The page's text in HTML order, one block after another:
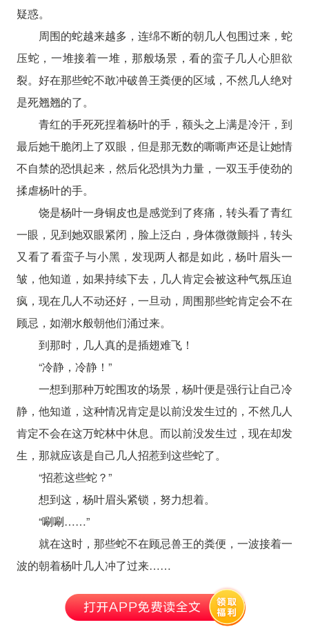
疑惑。
周围的蛇越来越多，连绵不断的朝几人包围过来，蛇
压蛇，一堆接着一堆，那般场景，看的蛮子几人心胆欲
裂。好在那些蛇不敢冲破兽王粪便的区域，不然几人绝对
是死翘翘的了。
青红的手死死捏着杨叶的手，额头之上满是冷汗，到
最后她干脆闭上了双眼，但是那无数的嘶嘶声还是让她情
不自禁的恐惧起来，然后化恐惧为力量，一双玉手使劲的
揉虐杨叶的手。
饶是杨叶一身铜皮也是感觉到了疼痛，转头看了青红
一眼，见到她双眼紧闭，脸上泛白，身体微微颤抖，转头
又看了看蛮子与小黑，发现两人都是如此，杨叶眉头一
皱，他知道，如果持续下去，几人肯定会被这种气氛压迫
疯，现在几人不动还好，一旦动，周围那些蛇肯定会不在
顾忌，如潮水般朝他们涌过来。
到那时，几人真的是插翅难飞！
“冷静，冷静！”
一想到那种万蛇围攻的场景，杨叶便是强行让自己冷
静，他知道，这种情况肯定是以前没发生过的，不然几人
肯定不会在这万蛇林中休息。而以前没发生过，现在却发
生，那就应该是自己几人招惹到这些蛇了。
“招惹这些蛇？”
想到这，杨叶眉头紧锁，努力想着。
“唰唰……”
就在这时，那些蛇不在顾忌兽王的粪便，一波接着一
波的朝着杨叶几人冲了过来……